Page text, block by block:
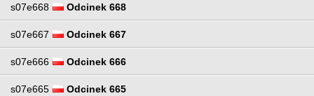
s07e668 Odcinek 668
s07e667 Odcinek 667
s07e666 Odcinek 666
s07e665 Odcinek 665